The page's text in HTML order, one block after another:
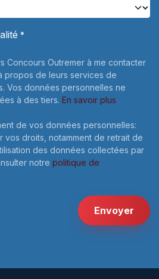
*
Concours Outremer à me contacter
propos de leurs services de
Vos données personnelles ne
à des tiers. En savoir plus
de vos données personnelles:
vos droits, notamment de retrait de
des données collectées par
notre politique de
Envoyer